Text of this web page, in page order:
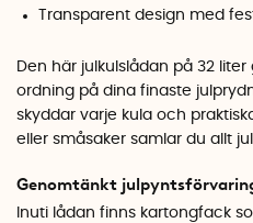
Transparent design med
Den här julkulslådan på 32
ordning på dina finaste
skyddar varje kula och
eller småsaker samlar du allt
Genomtänkt
Inuti lådan finns kartongfack